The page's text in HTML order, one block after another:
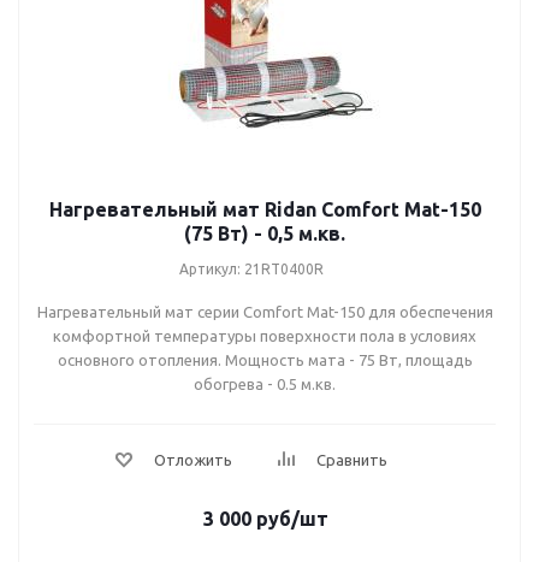
770 Вт (4,5 кв.м.)
870 Вт (5,0 кв.м.)
1045 Вт (6,0 кв.м.)
1365 Вт (8,0 кв.м.)
1750 Вт (10,0 кв.м.)
2400 Вт (14,0 кв.м.)
Нагревательный мат Ridan Comfort Mat-150
(75 Вт) - 0,5 м.кв.
Артикул: 21RT0400R
Нагревательный мат серии Comfort Mat-150 для обеспечения
комфортной температуры поверхности пола в условиях
основного отопления. Мощность мата - 75 Вт, площадь
обогрева - 0.5 м.кв.
3 000руб/шт